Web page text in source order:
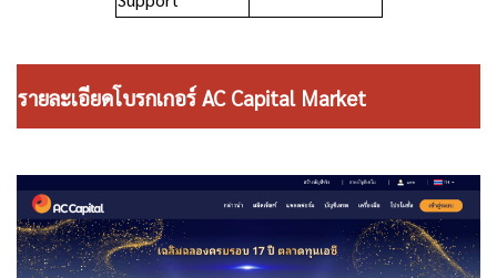
รายละเอียดโบรกเกอร์ AC Capital Market